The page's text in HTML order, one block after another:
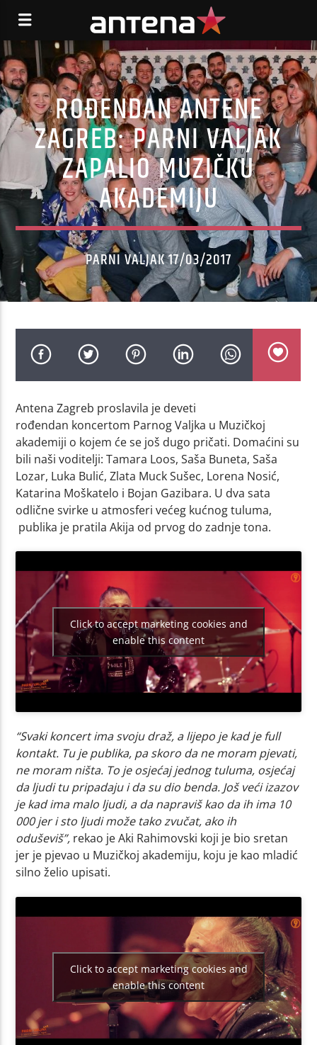
ROĐENDAN ANTENE
ZAGREB: PARNI VALJAK
ZAPALIO MUZIČKU
AKADEMIJU
PARNI VALJAK 17/03/2017
Antena Zagreb proslavila je deveti
rođendan koncertom Parnog Valjka u Muzičkoj
akademiji o kojem će se još dugo pričati. Domaćini su
bili naši voditelji: Tamara Loos, Saša Buneta, Saša
Lozar, Luka Bulić, Zlata Muck Sušec, Lorena Nosić,
Katarina Moškatelo i Bojan Gazibara. U dva sata
odlične svirke u atmosferi većeg kućnog tuluma,
publika je pratila Akija od prvog do zadnje tona.
Click to accept marketing cookies and
enable this content
“Svaki koncert ima svoju draž, a lijepo je kad je full
kontakt. Tu je publika, pa skoro da ne moram pjevati,
ne moram ništa. To je osjećaj jednog tuluma, osjećaj
da ljudi tu pripadaju i da su dio benda. Još veći izazov
je kad ima malo ljudi, a da napraviš kao da ih ima 10
000 jer i sto ljudi može tako zvučat, ako ih
oduševiš”, rekao je Aki Rahimovski koji je bio sretan
jer je pjevao u Muzičkoj akademiju, koju je kao mladić
silno želio upisati.
Click to accept marketing cookies and
enable this content